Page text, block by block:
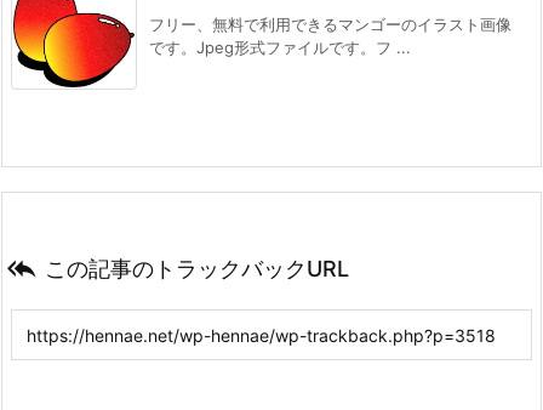
フリー、無料で利用できるマンゴーのイラスト画像
です。Jpeg形式ファイルです。フ ...
 この記事のトラックバックURL